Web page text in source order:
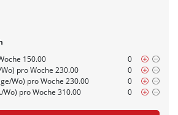
150.00
0
pro Woche 230.00
0
Wo) pro Woche 230.00
0
pro Woche 310.00
0